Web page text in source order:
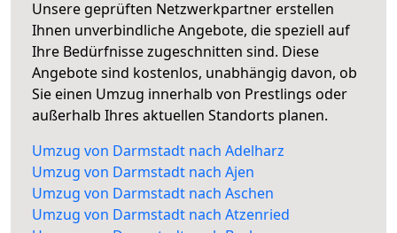
Unsere geprüften Netzwerkpartner erstellen
Ihnen unverbindliche Angebote, die speziell auf
Ihre Bedürfnisse zugeschnitten sind. Diese
Angebote sind kostenlos, unabhängig davon, ob
Sie einen Umzug innerhalb von Prestlings oder
außerhalb Ihres aktuellen Standorts planen.
Umzug von Darmstadt nach Adelharz
Umzug von Darmstadt nach Ajen
Umzug von Darmstadt nach Aschen
Umzug von Darmstadt nach Atzenried